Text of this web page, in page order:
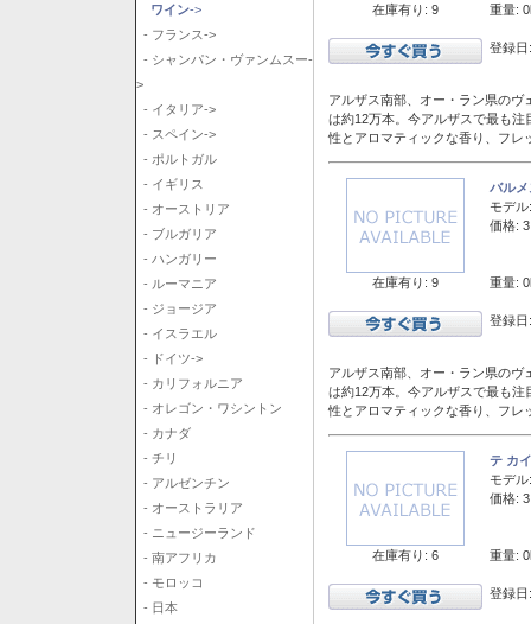
ワイン->
- フランス->
- シャンパン・ヴァンムスー-
>
- イタリア->
- スペイン->
- ポルトガル
- イギリス
- オーストリア
- ブルガリア
- ハンガリー
- ルーマニア
- ジョージア
- イスラエル
- ドイツ->
- カリフォルニア
- オレゴン・ワシントン
- カナダ
- チリ
- アルゼンチン
- オーストラリア
- ニュージーランド
- 南アフリカ
- モロッコ
- 日本
在庫有り: 9 重量:
登録
アルザス南部、オー・ラン県の
は約12万本。今アルザスで最も
性とアロマティックな香り、フレ
在庫有り: 9
バル
モデル:
価格:
重量:
登録
アルザス南部、オー・ラン県の
は約12万本。今アルザスで最も
性とアロマティックな香り、フレ
在庫有り: 6
テ カ
モデル:
価格:
重量:
登録